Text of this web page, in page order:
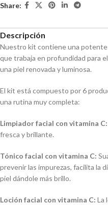
Share:
Descripción
Nuestro kit contiene una
que trabaja en profundidad para
una piel renovada y luminosa.
El kit está compuesto por 6
una rutina muy completa:
Limpiador facial con vitamina C:
fresca y brillante.
Tónico facial con vitamina C:
prevenir las impurezas, facilita la
piel dándole más brillo.
Loción facial con vitamina C: La